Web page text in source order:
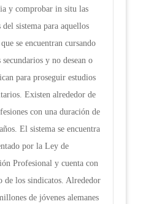
y comprobar in situ las
del sistema para aquellos
se encuentran cursando
secundarios y no desean o
para proseguir estudios
Existen alrededor de
con una duración de
El sistema se encuentra
por la Ley de
Profesional y cuenta con
de los sindicatos. Alrededor
de jóvenes alemanes